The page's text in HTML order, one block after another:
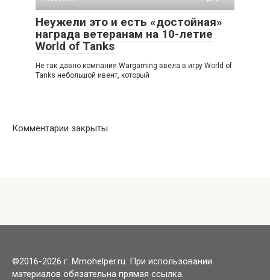
Неужели это и есть «достойная»
награда ветеранам на 10-летие
World of Tanks
Не так давно компания Wargaming ввела в игру World of
Tanks небольшой ивент, который
Комментарии закрыты.
©2016-2026 г. Mmohelper.ru. При использовании
материалов обязательна прямая ссылка.